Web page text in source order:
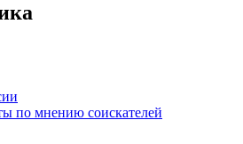
по мнению соискателей